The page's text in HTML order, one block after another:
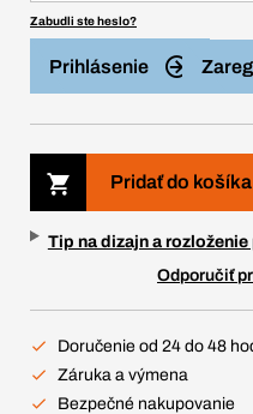
Zabudli ste heslo?
Prihlásenie
Pridať do košíka
Tip na dizajn a
Odporučiť
Doručenie od 24 do 48
Záruka a výmena
Bezpečné nakupovanie